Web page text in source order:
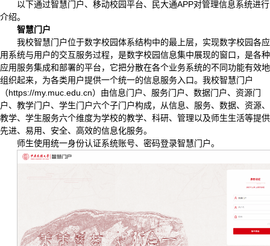
以下通过智慧门户、移动校园平台、民大通APP对管理信息系统进行
介绍。
智慧门户
我校智慧门户位于数字校园体系结构中的最上层，实现数字校园各应
用系统与用户的交互服务过程，是数字校园信息集中展现的窗口，是各种
应用服务集成和部署的平台，它把分散在各个业务系统的不同功能有效地
组织起来，为各类用户提供一个统一的信息服务入口。我校智慧门户
（https://my.muc.edu.cn）由信息门户、服务门户、数据门户、资源门
户、教学门户、学生门户六个子门户构成，从信息、服务、数据、资源、
教学、学生服务六个维度为学校的教学、科研、管理以及师生生活等提供
先进、易用、安全、高效的信息化服务。
师生使用统一身份认证系统账号、密码登录智慧门户。